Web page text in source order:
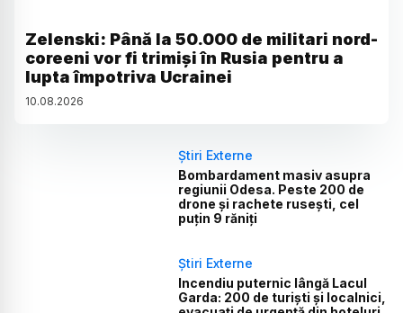
Zelenski: Până la 50.000 de militari nord-
coreeni vor fi trimiși în Rusia pentru a
lupta împotriva Ucrainei
10.08.2026
Știri Externe
Bombardament masiv asupra
regiunii Odesa. Peste 200 de
drone și rachete rusești, cel
puțin 9 răniți
Știri Externe
Incendiu puternic lângă Lacul
Garda: 200 de turiști și localnici,